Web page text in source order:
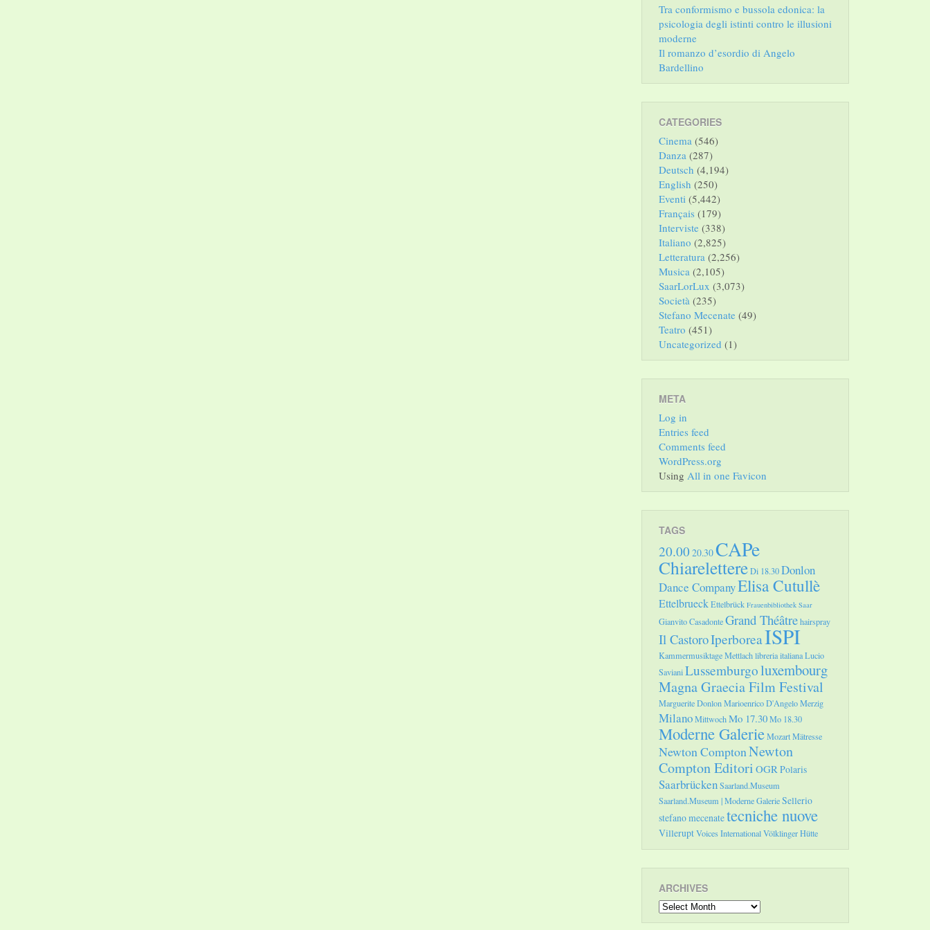
Tra conformismo e bussola edonica: la
psicologia degli istinti contro le illusioni
moderne
Il romanzo d’esordio di Angelo
Bardellino
CATEGORIES
Cinema (546)
Danza (287)
Deutsch (4,194)
English (250)
Eventi (5,442)
Français (179)
Interviste (338)
Italiano (2,825)
Letteratura (2,256)
Musica (2,105)
SaarLorLux (3,073)
Società (235)
Stefano Mecenate (49)
Teatro (451)
Uncategorized (1)
META
Log in
Entries feed
Comments feed
WordPress.org
Using All in one Favicon
TAGS
20.00 20.30CAPe
ChiarelettereDi 18.30Donlon
Dance CompanyElisa Cutullè
EttelbrueckEttelbrück Frauenbibliothek Saar
Gianvito CasadonteGrand Théâtrehairspray
Il CastoroIperboreaISPI
Kammermusiktage Mettlachlibreria italianaLucio
SavianiLussemburgoluxembourg
Magna Graecia Film Festival
Marguerite DonlonMarioenrico D'AngeloMerzig
MilanoMittwochMo 17.30Mo 18.30
Moderne GalerieMozartMätresse
Newton ComptonNewton
Compton Editori OGRPolaris
SaarbrückenSaarland.Museum
Saarland.Museum | Moderne GalerieSellerio
stefano mecenatetecniche nuove
VilleruptVoices InternationalVölklinger Hütte
ARCHIVES
Archives